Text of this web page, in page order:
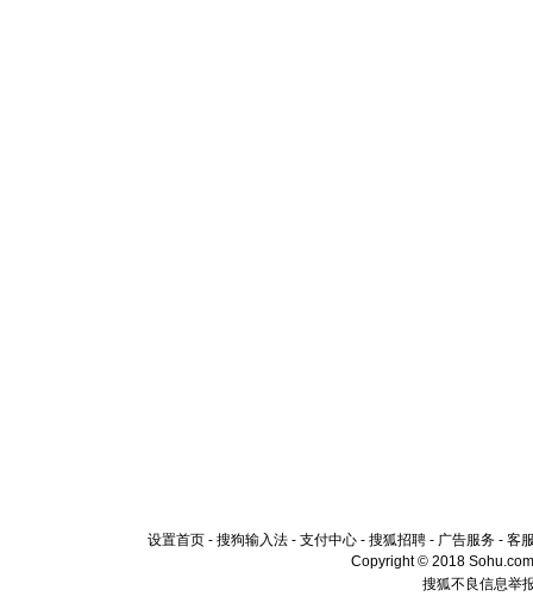
设置首页 - 搜狗输入法 - 支付中心 - 搜狐招聘 - 广告服务 - 客
Copyright © 2018
搜狐不良信息举